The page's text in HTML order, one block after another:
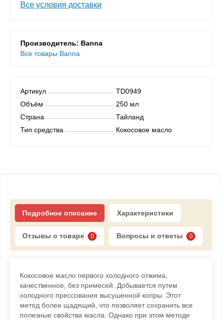
Все условия доставки
Производитель: Banna
Все товары Banna
Артикул
TD0949
Объём
250 мл
Страна
Тайланд
Тип средства
Кокосовое масло
Подробное описание Характеристики
Отзывы о товаре 0 Вопросы и ответы 0
Кокосовое масло первого холодного отжима,
качественное, без примесей. Добывается путем
холодного прессования высушенной копры. Этот
метод более щадящий, что позволяет сохранить все
полезные свойства масла. Однако при этом методе